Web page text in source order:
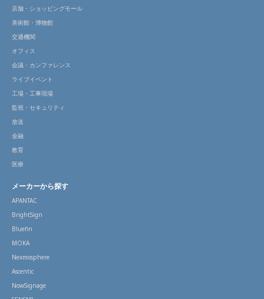
店舗・ショッピングモール
美術館・博物館
交通機関
オフィス
会議・カンファレンス
ライブイベント
工場・工事現場
監視・セキュリティ
放送
金融
教育
医療
メーカーから探す
APANTAC
BrightSign
Bluefin
MOKA
Nexmosphere
Ascentic
NowSignage